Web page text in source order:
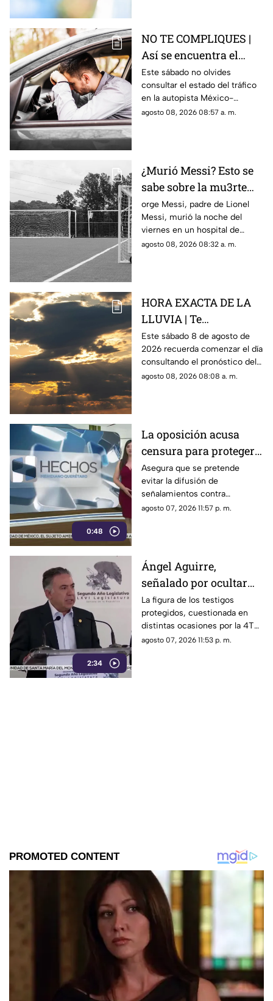
NO TE COMPLIQUES |
Así se encuentra el
tráfico HOY en la
autopista México
Querétaro
Este sábado no olvides
consultar el estado del tráfico
en la autopista México-
Querétaro.
agosto 08, 2026 08:57 a. m.
¿Murió Messi? Esto se
sabe sobre la mu3rte
del argentino
orge Messi, padre de Lionel
Messi, murió la noche del
viernes en un hospital de
Rosario, Argentina.
agosto 08, 2026 08:32 a. m.
HORA EXACTA DE LA
LLUVIA | Te
compartimos el
pronóstico del clima
HOY en Querétaro
Este sábado 8 de agosto de
2026 recuerda comenzar el día
consultando el pronóstico del
clima en Querétaro.
agosto 08, 2026 08:08 a. m.
0:48
La oposición acusa
censura para proteger a
presuntos
narcopolíticos
vinculados a la 4T
Asegura que se pretende
evitar la difusión de
señalamientos contra
presuntos narcopolíticos
agosto 07, 2026 11:57 p. m.
2:34
Ángel Aguirre,
señalado por ocultar
evidencia del caso
Ayotzinapa
La figura de los testigos
protegidos, cuestionada en
distintas ocasiones por la 4T
cuando es utilizada por
agosto 07, 2026 11:53 p. m.